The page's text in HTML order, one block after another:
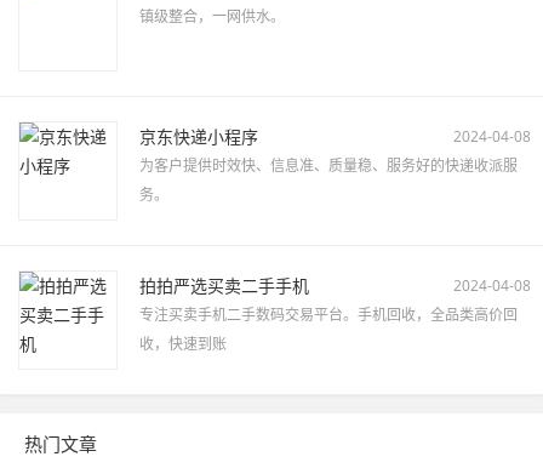
镇级整合，一网供水。
京东快递小程序
2024-04-08
为客户提供时效快、信息准、质量稳、服务好的快递收派服
务。
拍拍严选买卖二手手机
2024-04-08
专注买卖手机二手数码交易平台。手机回收，全品类高价回
收，快速到账
热门文章